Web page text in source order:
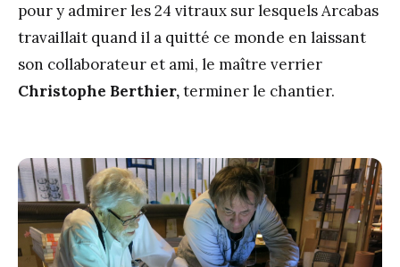
pour y admirer les 24 vitraux sur lesquels Arcabas
travaillait quand il a quitté ce monde en laissant
son collaborateur et ami, le maître verrier
Christophe Berthier,terminer le chantier.